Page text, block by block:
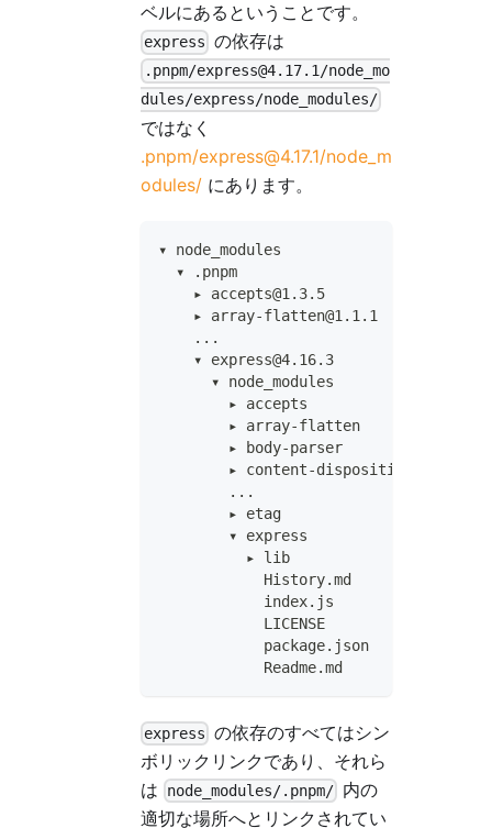
ベルにあるということです。
express の依存は
.pnpm/express@4.17.1/node_mo
dules/express/node_modules/
ではなく
.pnpm/express@4.17.1/node_m
odules/ にあります。
▾ node_modules
  ▾ .pnpm
    ▸ accepts@1.3.5
    ▸ array-flatten@1.1.1
    ...
    ▾ express@4.16.3
      ▾ node_modules
        ▸ accepts
        ▸ array-flatten
        ▸ body-parser
        ▸ content-disposition
        ...
        ▸ etag
        ▾ express
          ▸ lib
            History.md
            index.js
            LICENSE
            package.json
            Readme.md
express の依存のすべてはシン
ボリックリンクであり、それら
は
node_modules/.pnpm/ 内の
適切な場所へとリンクされてい